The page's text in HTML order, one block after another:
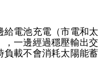
給電池充電（市電和太
，一邊經過穩壓輸出交
負載不會消耗太陽能蓄